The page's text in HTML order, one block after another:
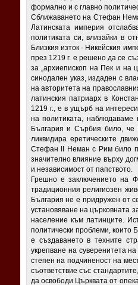
формално и с главно
Сближаването на Стефан
Латинската империя
политиката си, влизайки в
Близкия изток - Никейския
през 1219 г. е решено да се
за „архиепископ на Пек и на
синодален указ, издаден с
на авторитета на
латинския патриарх в
1219 г., е в ущърб на
на политиката,
България и Сърбия било,
ликвидира еретическите
Стефан II Неман с Рим било
значително влияние върху
и независимост от папството.
Грешно е заключението на
традиционния религиозен
България не е придружен от
установяване на църковната
население към латинците.
политически проблеми, които
е създаването в техните
укрепване на суверенитета
степен на подчиненост на
съответствие със
да освободи Църквата от